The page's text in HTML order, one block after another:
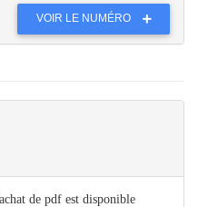
VOIR LE NUMÉRO
de pdf est disponible